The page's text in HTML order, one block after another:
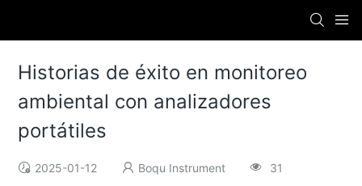
Historias de éxito en monitoreo
ambiental con analizadores
portátiles
2025-01-12 Boqu Instrument 31